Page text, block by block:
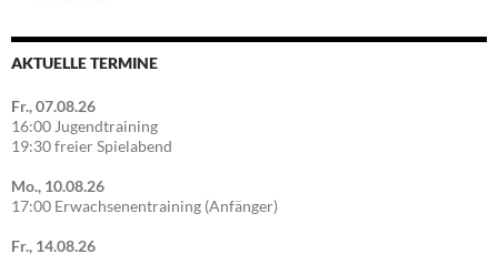
AKTUELLE TERMINE
Fr., 07.08.26
16:00 Jugendtraining
19:30 freier Spielabend
Mo., 10.08.26
17:00 Erwachsenentraining (Anfänger)
Fr., 14.08.26